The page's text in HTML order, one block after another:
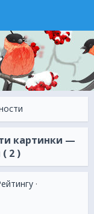
картинки —
2 )
·